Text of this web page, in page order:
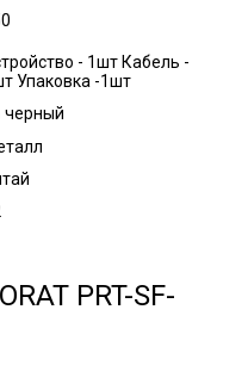
- 1шт Кабель -
Упаковка -1шт
черный
PRT-SF-